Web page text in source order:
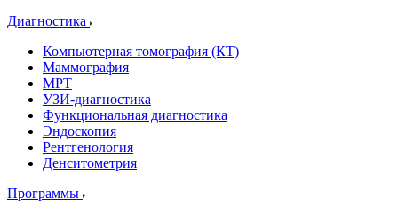
Диагностика
Компьютерная томография (КТ)
Маммография
МРТ
УЗИ-диагностика
Функциональная диагностика
Эндоскопия
Рентгенология
Денситометрия
Программы